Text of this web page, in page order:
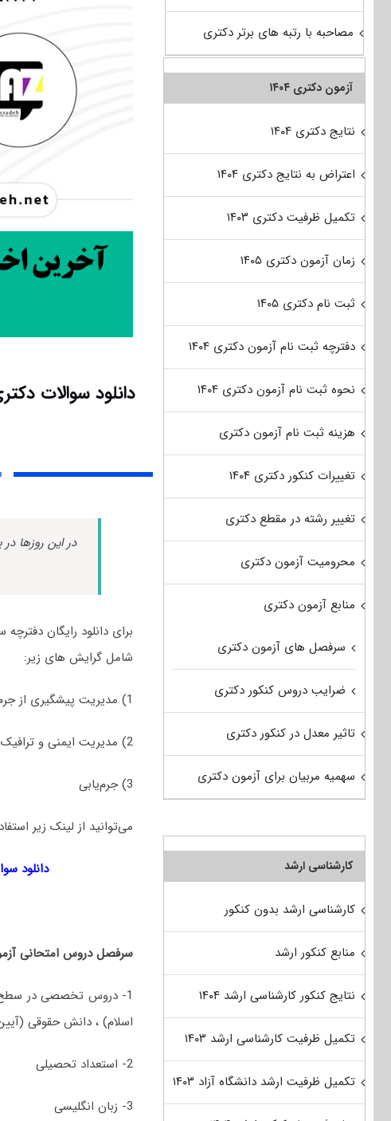
در این روزها
شامل گرایش های‌ زیر:
1) مدیریت پیشگیری از جرم
2) مدیریت ایمنی و ترافیک
3) جرم‌یابی
می‌توانید از لینک زیر
دانلود
سرفصل دروس امتحانی
1- دروس تخصصی در سطح
اسلام) ، دانش حقوقی
2- استعداد تحصیلی
3- زبان انگلیسی
مصاحبه با رتبه های برتر دکتری
آزمون دکتری ۱۴۰۴
نتایج دکتری ۱۴۰۴
اعتراض به نتایج دکتری ۱۴۰۴
تکمیل ظرفیت دکتری ۱۴۰۳
زمان آزمون دکتری ۱۴۰۵
ثبت نام دکتری ۱۴۰۵
دفترچه ثبت نام آزمون دکتری ۱۴۰۴
نحوه ثبت نام آزمون دکتری ۱۴۰۴
هزینه ثبت نام آزمون دکتری
تغییرات کنکور دکتری ۱۴۰۴
تغییر رشته در مقطع دکتری
محرومیت آزمون دکتری
منابع آزمون دکتری
سرفصل های آزمون دکتری
ضرایب دروس کنکور دکتری
تاثیر معدل در کنکور دکتری
سهمیه مربیان برای آزمون دکتری
کارشناسی ارشد
کارشناسی ارشد بدون کنکور
منابع کنکور ارشد
نتایج کنکور کارشناسی ارشد ۱۴۰۴
تکمیل ظرفیت کارشناسی ارشد ۱۴۰۳
تکمیل ظرفیت ارشد دانشگاه آزاد ۱۴۰۳